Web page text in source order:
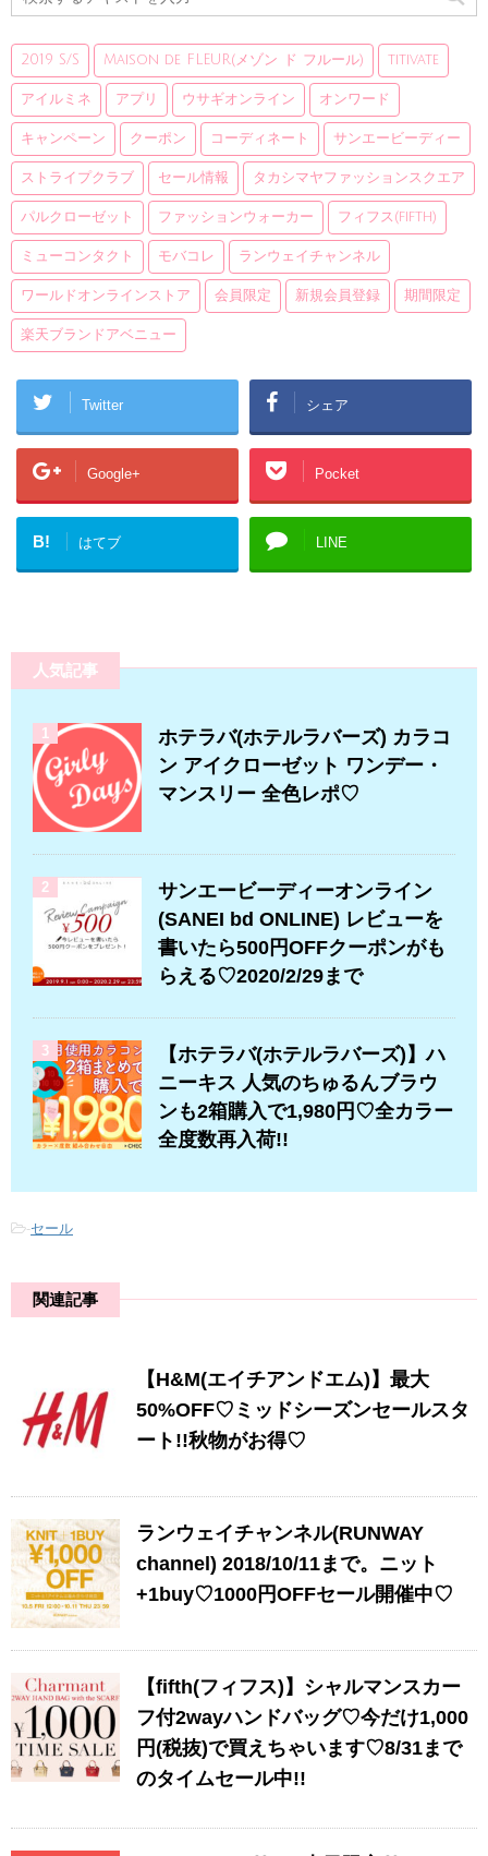
2019 S/S Maison de FLEUR(メゾン ド フルール) titivate
アイルミネ アプリ ウサギオンライン オンワード
キャンペーン クーポン コーディネート サンエービーディー
ストライプクラブ セール情報 タカシマヤファッションスクエア
パルクローゼット ファッションウォーカー フィフス(fifth)
ミューコンタクト モバコレ ランウェイチャンネル
ワールドオンラインストア 会員限定 新規会員登録 期間限定
楽天ブランドアベニュー
Twitter シェア
Google+ Pocket
B! はてブ LINE
人気記事
1
ホテラバ(ホテルラバーズ) カラコ
ン アイクローゼット ワンデー・
マンスリー 全色レポ♡
2
サンエービーディーオンライン
(SANEI bd ONLINE) レビューを
書いたら500円OFFクーポンがも
らえる♡2020/2/29まで
3
【ホテラバ(ホテルラバーズ)】ハ
ニーキス 人気のちゅるんブラウ
ンも2箱購入で1,980円♡全カラー
全度数再入荷!!
-セール
関連記事
【H&M(エイチアンドエム)】最大
50%OFF♡ミッドシーズンセールスタ
ート!!秋物がお得♡
ランウェイチャンネル(RUNWAY
channel) 2018/10/11まで。ニット
+1buy♡1000円OFFセール開催中♡
【fifth(フィフス)】シャルマンスカー
フ付2wayハンドバッグ♡今だけ1,000
円(税抜)で買えちゃいます♡8/31まで
のタイムセール中!!